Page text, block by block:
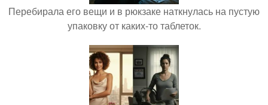
Перебирала его вещи и в рюкзаке наткнулась на пустую
упаковку от каких-то таблеток.